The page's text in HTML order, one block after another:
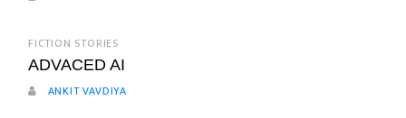
FICTION STORIES
ADVACED AI
ANKIT VAVDIYA